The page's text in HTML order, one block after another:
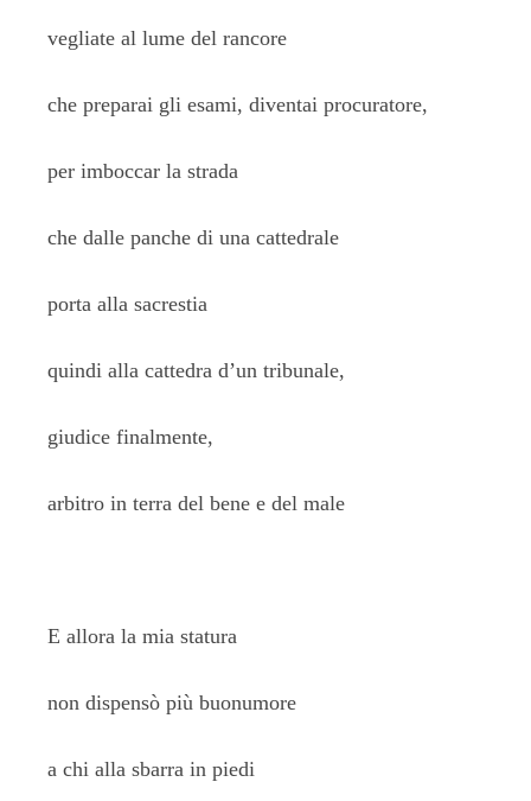
vegliate al lume del rancore
che preparai gli esami, diventai procuratore,
per imboccar la strada
che dalle panche di una cattedrale
porta alla sacrestia
quindi alla cattedra d’un tribunale,
giudice finalmente,
arbitro in terra del bene e del male
E allora la mia statura
non dispensò più buonumore
a chi alla sbarra in piedi